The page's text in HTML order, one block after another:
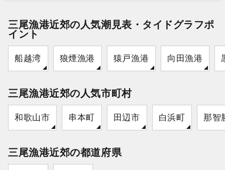
三尾漁港近郊の人気潮見表・タイドグラフポ
イント
船越湾 狼煙漁港 猿戸漁港 向田漁港
三尾漁港近郊の人気市町村
和歌山市 串本町 田辺市 白浜町 那智
三尾漁港近郊の都道府県